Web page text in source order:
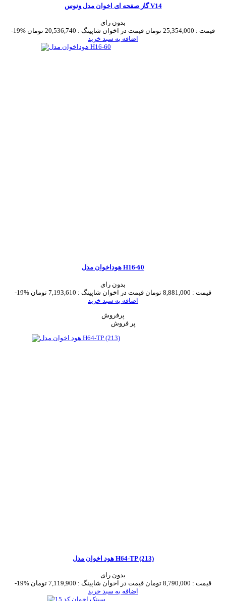
گاز صفحه ای اخوان مدل ونوس V14
بدون رای
-19%
قیمت : 25,354,000 تومان قیمت در اخوان شاپینگ : 20,536,740 تومان
اضافه به سبد خرید
هوداخوان مدل H16-60
بدون رای
-19%
قیمت : 8,881,000 تومان قیمت در اخوان شاپینگ : 7,193,610 تومان
اضافه به سبد خرید
پرفروش
هود اخوان مدل H64-TP (213)
بدون رای
-19%
قیمت : 8,790,000 تومان قیمت در اخوان شاپینگ : 7,119,900 تومان
اضافه به سبد خرید